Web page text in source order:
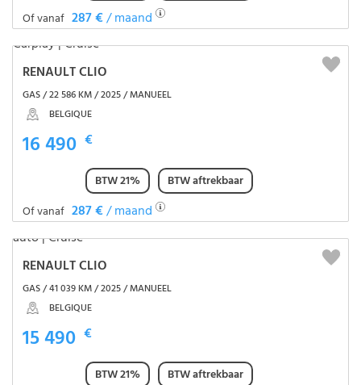
Of vanaf 287 €/ maand
RENAULT CLIO
GAS / 22 586 KM / 2025 / MANUEEL
BELGIQUE
16 490 €
BTW 21%
BTW aftrekbaar
Of vanaf 287 €/ maand
RENAULT CLIO
GAS / 41 039 KM / 2025 / MANUEEL
BELGIQUE
15 490 €
BTW 21%
BTW aftrekbaar